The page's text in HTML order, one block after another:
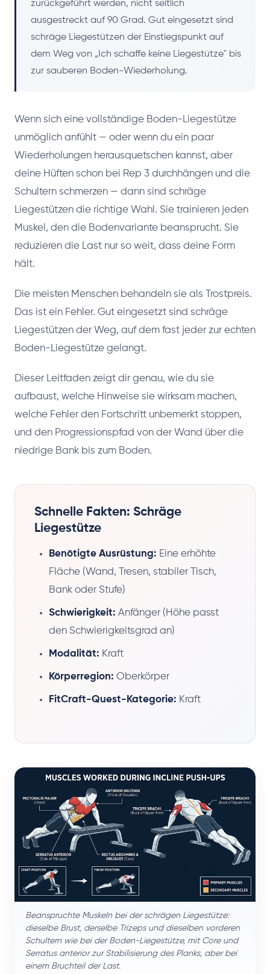
zurückgeführt werden, nicht seitlich
ausgestreckt auf 90 Grad. Gut eingesetzt sind
schräge Liegestützen der Einstiegspunkt auf
dem Weg von „Ich schaffe keine Liegestütze" bis
zur sauberen Boden-Wiederholung.
Wenn sich eine vollständige Boden-Liegestütze
unmöglich anfühlt — oder wenn du ein paar
Wiederholungen herausquetschen kannst, aber
deine Hüften schon bei Rep 3 durchhängen und die
Schultern schmerzen — dann sind schräge
Liegestützen die richtige Wahl. Sie trainieren jeden
Muskel, den die Bodenvariante beansprucht. Sie
reduzieren die Last nur so weit, dass deine Form
hält.
Die meisten Menschen behandeln sie als Trostpreis.
Das ist ein Fehler. Gut eingesetzt sind schräge
Liegestützen der Weg, auf dem fast jeder zur echten
Boden-Liegestütze gelangt.
Dieser Leitfaden zeigt dir genau, wie du sie
aufbaust, welche Hinweise sie wirksam machen,
welche Fehler den Fortschritt unbemerkt stoppen,
und den Progressionspfad von der Wand über die
niedrige Bank bis zum Boden.
Schnelle Fakten: Schräge
Liegestütze
Benötigte Ausrüstung: Eine erhöhte
Fläche (Wand, Tresen, stabiler Tisch,
Bank oder Stufe)
Schwierigkeit: Anfänger (Höhe passt
den Schwierigkeitsgrad an)
Modalität: Kraft
Körperregion: Oberkörper
FitCraft-Quest-Kategorie: Kraft
Beanspruchte Muskeln bei der schrägen Liegestütze:
dieselbe Brust, derselbe Trizeps und dieselben vorderen
Schultern wie bei der Boden-Liegestütze, mit Core und
Serratus anterior zur Stabilisierung des Planks, aber bei
einem Bruchteil der Last.